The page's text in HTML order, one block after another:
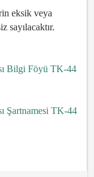
eksik veya
sayılacaktır.
Bilgi Föyü TK-44
Şartnamesi TK-44